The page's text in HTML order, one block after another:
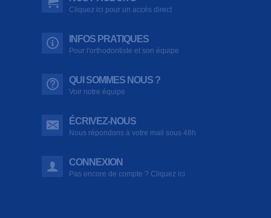
Cliquez ici pour un accès direct
INFOS PRATIQUES
Pour l'orthodontiste et son équipe
QUI SOMMES NOUS ?
Voir notre équipe
ÉCRIVEZ-NOUS
Nous répondons à votre mail sous 48h
CONNEXION
Pas encore de compte ? Cliquez ici